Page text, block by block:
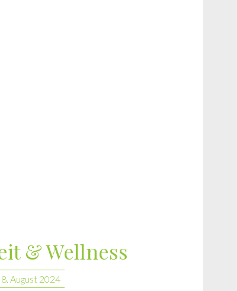
& Wellness
8. August 2024